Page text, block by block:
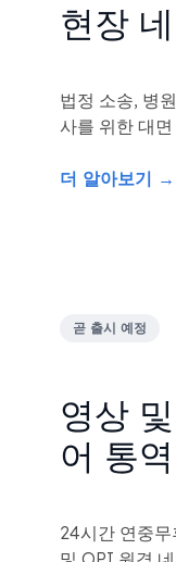
현장
법정 소송, 병
사를 위한 대
더 알아보기
곧 출시 예정
영상
어 통역
24시간 연중